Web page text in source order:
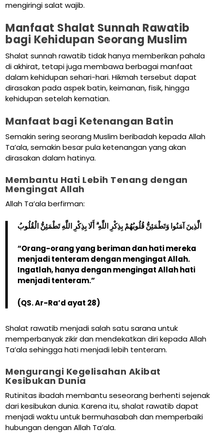
mengiringi salat wajib.
Manfaat Shalat Sunnah Rawatib
bagi Kehidupan Seorang Muslim
Shalat sunnah rawatib tidak hanya memberikan pahala
di akhirat, tetapi juga membawa berbagai manfaat
dalam kehidupan sehari-hari. Hikmah tersebut dapat
dirasakan pada aspek batin, keimanan, fisik, hingga
kehidupan setelah kematian.
Manfaat bagi Ketenangan Batin
Semakin sering seorang Muslim beribadah kepada Allah
Ta’ala, semakin besar pula ketenangan yang akan
dirasakan dalam hatinya.
Membantu Hati Lebih Tenang dengan
Mengingat Allah
Allah Ta’ala berfirman:
الَّذِينَ آمَنُوا وَتَطْمَئِنُّ قُلُوبُهُمْ بِذِكْرِ اللَّهِ ۗ أَلَا بِذِكْرِ اللَّهِ تَطْمَئِنُّ الْقُلُوبُ
“Orang-orang yang beriman dan hati mereka
menjadi tenteram dengan mengingat Allah.
Ingatlah, hanya dengan mengingat Allah hati
menjadi tenteram.”
(QS. Ar-Ra’d ayat 28)
Shalat rawatib menjadi salah satu sarana untuk
memperbanyak zikir dan mendekatkan diri kepada Allah
Ta’ala sehingga hati menjadi lebih tenteram.
Mengurangi Kegelisahan Akibat
Kesibukan Dunia
Rutinitas ibadah membantu seseorang berhenti sejenak
dari kesibukan dunia. Karena itu, shalat rawatib dapat
menjadi waktu untuk bermuhasabah dan memperbaiki
hubungan dengan Allah Ta’ala.